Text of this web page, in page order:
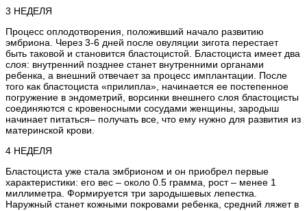
3 НЕДЕЛЯ
Процесс оплодотворения, положивший начало развитию
эмбриона. Через 3-6 дней после овуляции зигота перестает
быть таковой и становится бластоцистой. Бластоциста имеет два
слоя: внутренний позднее станет внутренними органами
ребенка, а внешний отвечает за процесс имплантации. После
того как бластоциста «прилипла», начинается ее постепенное
погружение в эндометрий, ворсинки внешнего слоя бластоцисты
соединяются с кровеносными сосудами женщины, зародыш
начинает питаться– получать все, что ему нужно для развития из
материнской крови.
4 НЕДЕЛЯ
Бластоциста уже стала эмбрионом и он приобрел первые
характеристики: его вес – около 0.5 грамма, рост – менее 1
миллиметра. Формируется три зародышевых лепестка.
Наружный станет кожными покровами ребенка, средний ляжет в